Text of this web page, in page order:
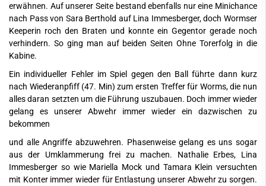
erwähnen. Auf unserer Seite bestand ebenfalls nur eine Minichance
nach Pass von Sara Berthold auf Lina Immesberger, doch Wormser
Keeperin roch den Braten und konnte ein Gegentor gerade noch
verhindern. So ging man auf beiden Seiten Ohne Torerfolg in die
Kabine.
Ein individueller Fehler im Spiel gegen den Ball führte dann kurz
nach Wiederanpfiff (47. Min) zum ersten Treffer für Worms, die nun
alles daran setzten um die Führung uszubauen. Doch immer wieder
gelang es unserer Abwehr immer wieder ein dazwischen zu
bekommen
und alle Angriffe abzuwehren. Phasenweise gelang es uns sogar
aus der Umklammerung frei zu machen. Nathalie Erbes, Lina
Immesberger so wie Mariella Mock und Tamara Klein versuchten
mit Konter immer wieder für Entlastung unserer Abwehr zu sorgen.